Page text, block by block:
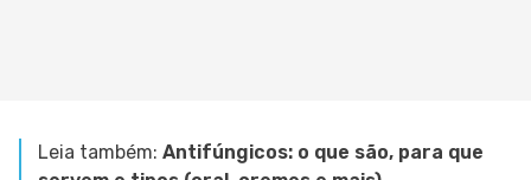
Leia também: Antifúngicos: o que são, para que